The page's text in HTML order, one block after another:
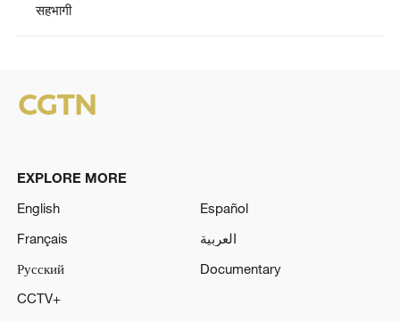
सहभागी
EXPLORE MORE
English
Español
Français
العربية
Русский
Documentary
CCTV+